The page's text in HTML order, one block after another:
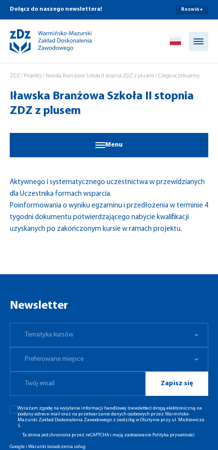
Dołącz do naszego newslettera! Rozwiń +
ZDZ/ Projekty/ Iławska Branżowa Szkoła II stopnia ZDZ z plusem / Czego oczekujemy
Iławska Branżowa Szkoła II stopnia
ZDZ z plusem
Menu
Aktywnego i systematycznego uczestnictwa w przewidzianych
dla Uczestnika formach wsparcia.
Poinformowania o wyniku egzaminu i przedłożenia w terminie 4
tygodni dokumentu potwierdzającego nabycie kwalifikacji
uzyskanych po zakończonym kursie w ramach projektu.
Newsletter
Tematyka kursów
Preferowane miejsce
Zapisz się
Wyrażam zgodę na wysyłanie informacji handlowej (newsletter) drogą elektroniczną na
podany adres e-mail oraz na przetwarzanie danych osobowych przez Warmińsko-
Mazurski Zakład Doskonalenia Zawodowego z siedzibą w Olsztynie przy ul. Mickiewicza
5.
Ta strona jest chroniona przez reCAPTCHA i mają zastosowanie Polityka prywatności
Googlei Warunki świadczenia usług